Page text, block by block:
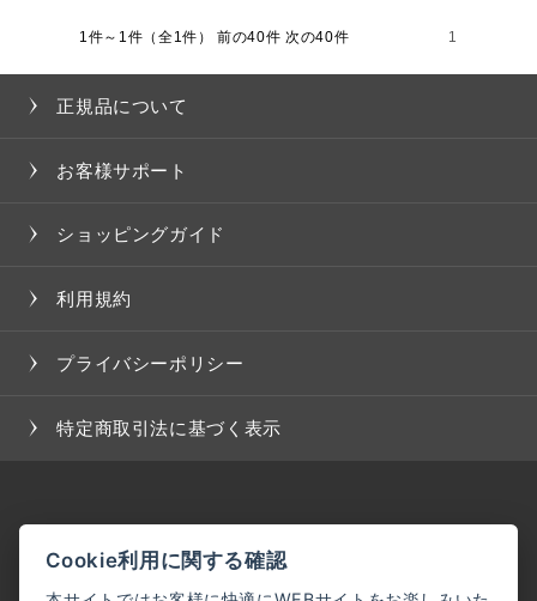
1件～1件（全1件） 前の40件 次の40件 1
正規品について
お客様サポート
ショッピングガイド
利用規約
プライバシーポリシー
特定商取引法に基づく表示
Cookie利用に関する確認